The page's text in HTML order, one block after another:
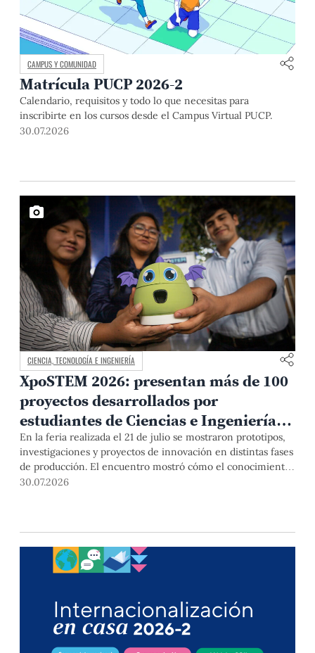
CAMPUS Y COMUNIDAD
Matrícula PUCP 2026-2
Calendario, requisitos y todo lo que necesitas para
inscribirte en los cursos desde el Campus Virtual PUCP.
30.07.2026
CIENCIA, TECNOLOGÍA E INGENIERÍA
XpoSTEM 2026: presentan más de 100
proyectos desarrollados por
estudiantes de Ciencias e Ingeniería
PUCP orientados a atender
necesidades del país
En la feria realizada el 21 de julio se mostraron prototipos,
investigaciones y proyectos de innovación en distintas fases
de producción. El encuentro mostró cómo el conocimiento
adquirido en las aulas puede responder a desafíos concretos
30.07.2026